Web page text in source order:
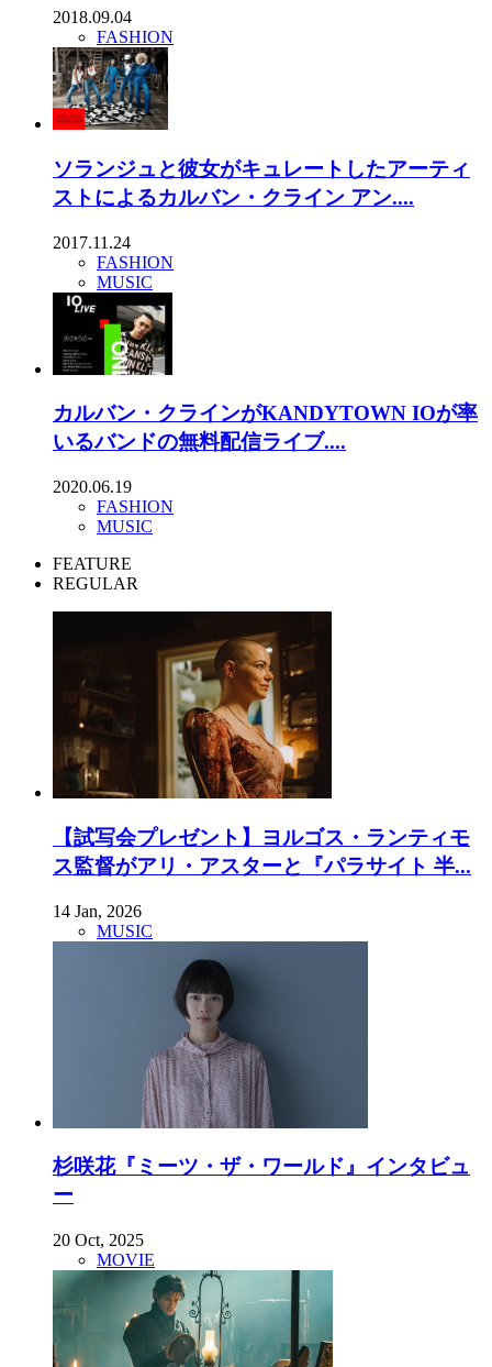
2018.09.04
FASHION
ソランジュと彼女がキュレートしたアーティ
ストによるカルバン・クライン アン....
2017.11.24
FASHION
MUSIC
カルバン・クラインがKANDYTOWN IOが率
いるバンドの無料配信ライブ....
2020.06.19
FASHION
MUSIC
FEATURE
REGULAR
【試写会プレゼント】ヨルゴス・ランティモ
ス監督がアリ・アスターと『パラサイト 半...
14 Jan, 2026
MUSIC
杉咲花『ミーツ・ザ・ワールド』インタビュ
ー
20 Oct, 2025
MOVIE